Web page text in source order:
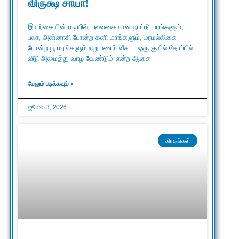
விருக்ஷ சாயா!
இயற்கையின் மடியில், பலவகையான நாட்டு மரங்களும்,
பலா, அன்னாசி போன்ற கனி மரங்களும், மரமல்லிகை
போன்ற பூ மரங்களும் நறுமணம் வீச… ஒரு குயில் தோப்பில்
வீடு அமைத்து வாழ வேண்டும் என்ற ஆசை
மேலும் படிக்கவும் »
ஜூலை 3, 2026
கிரகங்கள்